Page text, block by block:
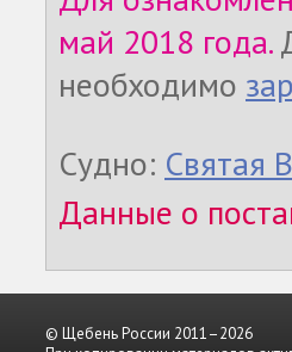
май 2018 года.
необходимо
Судно: Святая
Данные о
© Щебень России 2011–2026